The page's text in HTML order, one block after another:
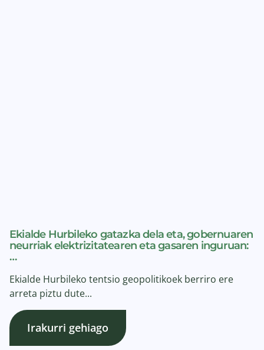
Ekialde Hurbileko gatazka dela eta, gobernuaren
neurriak elektrizitatearen eta gasaren inguruan:
…
Ekialde Hurbileko tentsio geopolitikoek berriro ere
arreta piztu dute...
Irakurri gehiago